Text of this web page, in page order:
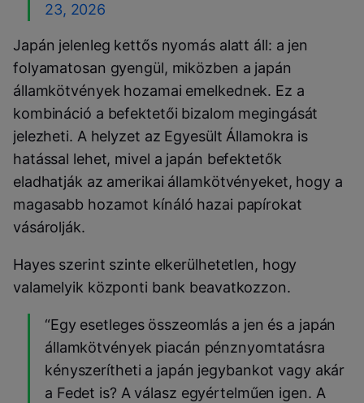
23, 2026
Japán jelenleg kettős nyomás alatt áll: a jen
folyamatosan gyengül, miközben a japán
államkötvények hozamai emelkednek. Ez a
kombináció a befektetői bizalom megingását
jelezheti. A helyzet az Egyesült Államokra is
hatással lehet, mivel a japán befektetők
eladhatják az amerikai államkötvényeket, hogy a
magasabb hozamot kínáló hazai papírokat
vásárolják.
Hayes szerint szinte elkerülhetetlen, hogy
valamelyik központi bank beavatkozzon.
“Egy esetleges összeomlás a jen és a japán
államkötvények piacán pénznyomtatásra
kényszerítheti a japán jegybankot vagy akár
a Fedet is? A válasz egyértelműen igen. A